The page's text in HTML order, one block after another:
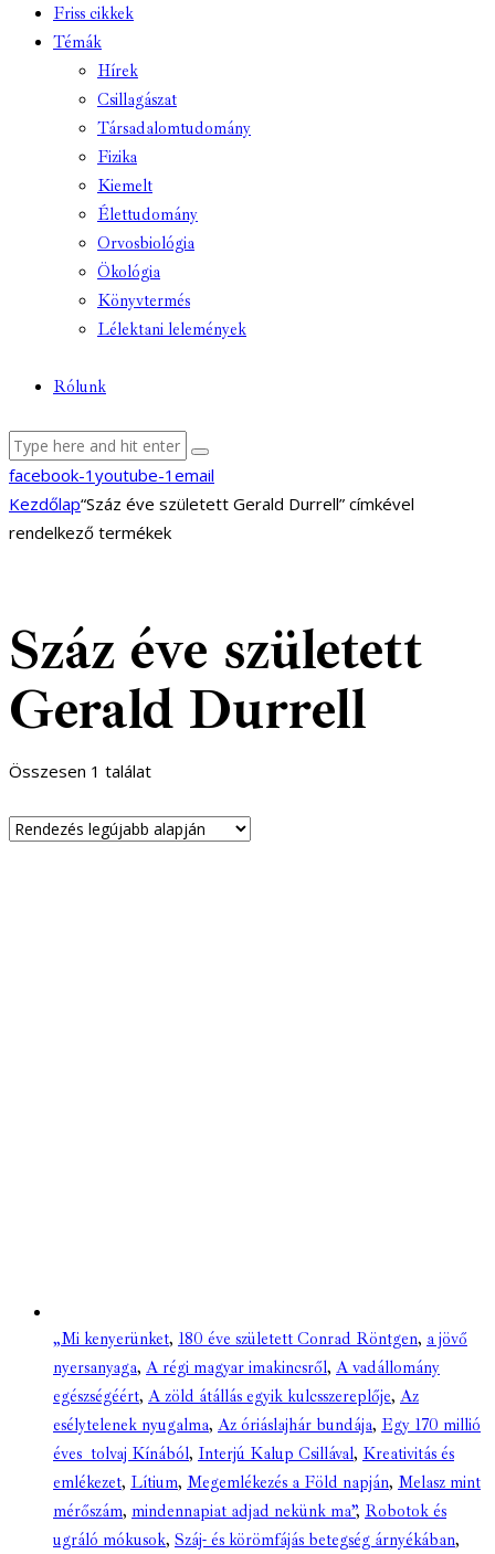
Friss cikkek
Témák
Hírek
Csillagászat
Társadalomtudomány
Fizika
Kiemelt
Élettudomány
Orvosbiológia
Ökológia
Könyvtermés
Lélektani lelemények
Rólunk
facebook-1 youtube-1 email
Kezdőlap“Száz éve született Gerald Durrell” címkével
rendelkező termékek
Száz éve született
Gerald Durrell
Összesen 1 találat
„Mi kenyerünket, 180 éve született Conrad Röntgen, a jövő
nyersanyaga, A régi magyar imakincsről, A vadállomány
egészségéért, A zöld átállás egyik kulcsszereplője, Az
esélytelenek nyugalma, Az óriáslajhár bundája, Egy 170 millió
éves tolvaj Kínából, Interjú Kalup Csillával, Kreativitás és
emlékezet, Lítium, Megemlékezés a Föld napján, Melasz mint
mérőszám, mindennapiat adjad nekünk ma”, Robotok és
ugráló mókusok, Száj- és körömfájás betegség árnyékában,